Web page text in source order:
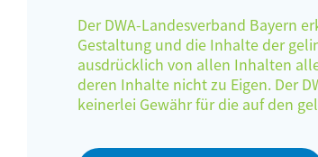
Der DWA-Landesverband Bayern
Gestaltung und die Inhalte der
ausdrücklich von allen Inhalten
deren Inhalte nicht zu Eigen. Der
keinerlei Gewähr für die auf den